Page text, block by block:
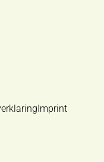
Imprint